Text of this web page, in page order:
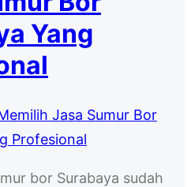
Yang
bor Surabaya sudah